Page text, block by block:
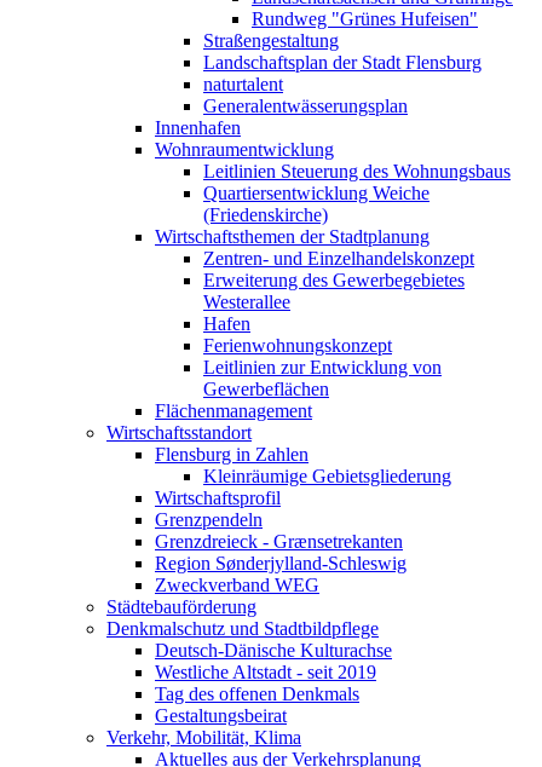
Rundweg "Grünes Hufeisen"
Straßengestaltung
Landschaftsplan der Stadt Flensburg
naturtalent
Generalentwässerungsplan
Innenhafen
Wohnraumentwicklung
Leitlinien Steuerung des Wohnungsbaus
Quartiersentwicklung Weiche
(Friedenskirche)
Wirtschaftsthemen der Stadtplanung
Zentren- und Einzelhandelskonzept
Erweiterung des Gewerbegebietes
Westerallee
Hafen
Ferienwohnungskonzept
Leitlinien zur Entwicklung von
Gewerbeflächen
Flächenmanagement
Wirtschaftsstandort
Flensburg in Zahlen
Kleinräumige Gebietsgliederung
Wirtschaftsprofil
Grenzpendeln
Grenzdreieck - Grænsetrekanten
Region Sønderjylland-Schleswig
Zweckverband WEG
Städtebauförderung
Denkmalschutz und Stadtbildpflege
Deutsch-Dänische Kulturachse
Westliche Altstadt - seit 2019
Tag des offenen Denkmals
Gestaltungsbeirat
Verkehr, Mobilität, Klima
Aktuelles aus der Verkehrsplanung